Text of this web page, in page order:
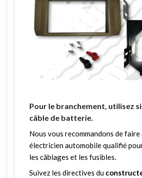
Pour le branchement, utilisez
câble de batterie.
Nous vous recommandons de faire
électricien automobile qualifié
les câblages et les fusibles.
Suivez les directives du